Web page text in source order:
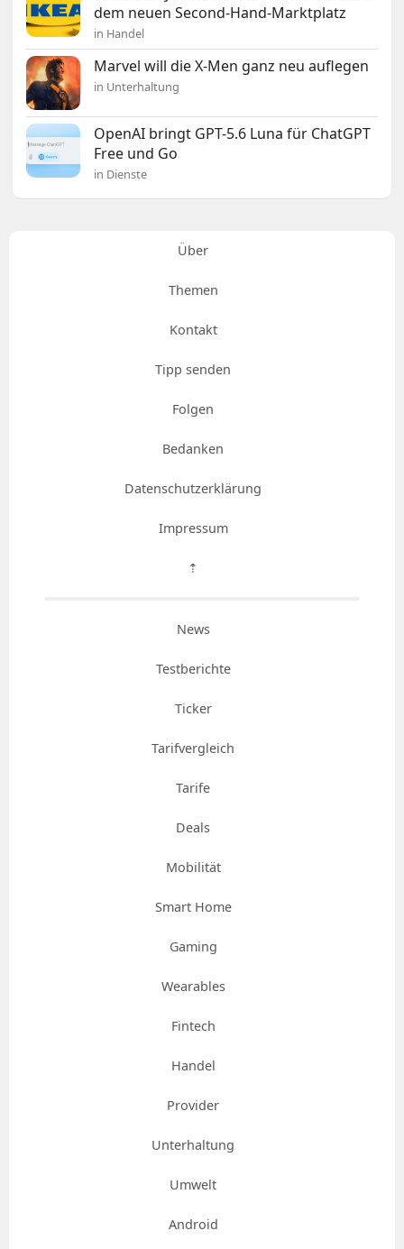
dem neuen Second-Hand-Marktplatz
in Handel
Marvel will die X-Men ganz neu auflegen
in Unterhaltung
OpenAI bringt GPT-5.6 Luna für ChatGPT
Free und Go
in Dienste
Über
Themen
Kontakt
Tipp senden
Folgen
Bedanken
Datenschutzerklärung
Impressum
⇡
News
Testberichte
Ticker
Tarifvergleich
Tarife
Deals
Mobilität
Smart Home
Gaming
Wearables
Fintech
Handel
Provider
Unterhaltung
Umwelt
Android